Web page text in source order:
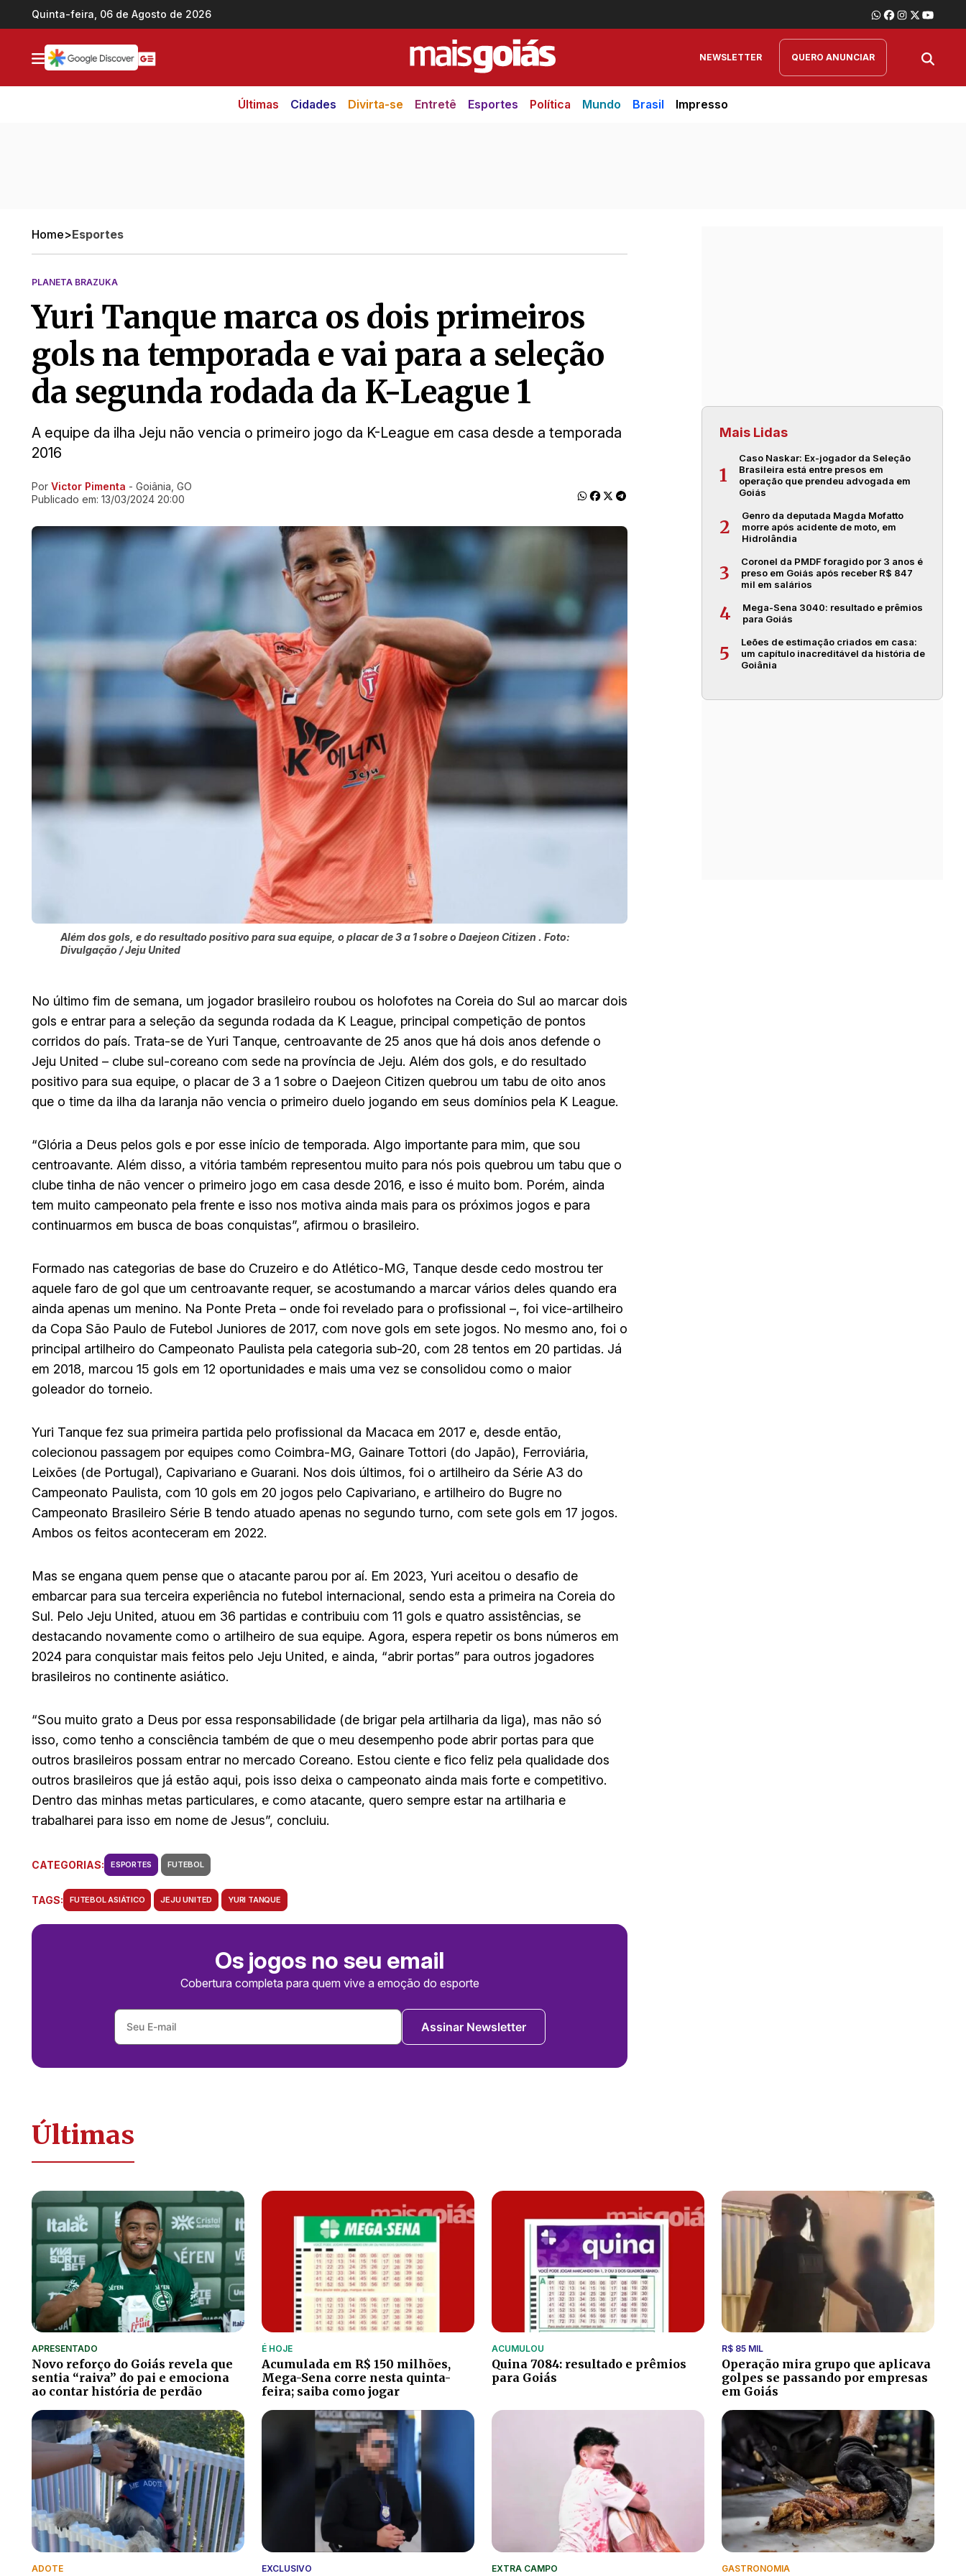
Ir direto pro conteúdo
Quinta-feira, 06 de Agosto de 2026
NEWSLETTER QUERO ANUNCIAR
Últimas Cidades Divirta-se Entretê Esportes Política Mundo Brasil Impresso
Home>Esportes
PLANETA BRAZUKA
Yuri Tanque marca os dois primeiros
gols na temporada e vai para a seleção
da segunda rodada da K-League 1
A equipe da ilha Jeju não vencia o primeiro jogo da K-League em casa desde a temporada
2016
Ir direto pra matéria
Por Victor Pimenta - Goiânia, GO
Publicado em: 13/03/2024 20:00
Além dos gols, e do resultado positivo para sua equipe, o placar de 3 a 1 sobre o Daejeon Citizen . Foto:
Divulgação / Jeju United
No último fim de semana, um jogador brasileiro roubou os holofotes na Coreia do Sul ao marcar dois
gols e entrar para a seleção da segunda rodada da K League, principal competição de pontos
corridos do país. Trata-se de Yuri Tanque, centroavante de 25 anos que há dois anos defende o
Jeju United – clube sul-coreano com sede na província de Jeju. Além dos gols, e do resultado
positivo para sua equipe, o placar de 3 a 1 sobre o Daejeon Citizen quebrou um tabu de oito anos
que o time da ilha da laranja não vencia o primeiro duelo jogando em seus domínios pela K League.
“Glória a Deus pelos gols e por esse início de temporada. Algo importante para mim, que sou
centroavante. Além disso, a vitória também representou muito para nós pois quebrou um tabu que o
clube tinha de não vencer o primeiro jogo em casa desde 2016, e isso é muito bom. Porém, ainda
tem muito campeonato pela frente e isso nos motiva ainda mais para os próximos jogos e para
continuarmos em busca de boas conquistas”, afirmou o brasileiro.
Formado nas categorias de base do Cruzeiro e do Atlético-MG, Tanque desde cedo mostrou ter
aquele faro de gol que um centroavante requer, se acostumando a marcar vários deles quando era
ainda apenas um menino. Na Ponte Preta – onde foi revelado para o profissional –, foi vice-artilheiro
da Copa São Paulo de Futebol Juniores de 2017, com nove gols em sete jogos. No mesmo ano, foi o
principal artilheiro do Campeonato Paulista pela categoria sub-20, com 28 tentos em 20 partidas. Já
em 2018, marcou 15 gols em 12 oportunidades e mais uma vez se consolidou como o maior
goleador do torneio.
Yuri Tanque fez sua primeira partida pelo profissional da Macaca em 2017 e, desde então,
colecionou passagem por equipes como Coimbra-MG, Gainare Tottori (do Japão), Ferroviária,
Leixões (de Portugal), Capivariano e Guarani. Nos dois últimos, foi o artilheiro da Série A3 do
Campeonato Paulista, com 10 gols em 20 jogos pelo Capivariano, e artilheiro do Bugre no
Campeonato Brasileiro Série B tendo atuado apenas no segundo turno, com sete gols em 17 jogos.
Ambos os feitos aconteceram em 2022.
Mas se engana quem pense que o atacante parou por aí. Em 2023, Yuri aceitou o desafio de
embarcar para sua terceira experiência no futebol internacional, sendo esta a primeira na Coreia do
Sul. Pelo Jeju United, atuou em 36 partidas e contribuiu com 11 gols e quatro assistências, se
destacando novamente como o artilheiro de sua equipe. Agora, espera repetir os bons números em
2024 para conquistar mais feitos pelo Jeju United, e ainda, “abrir portas” para outros jogadores
brasileiros no continente asiático.
“Sou muito grato a Deus por essa responsabilidade (de brigar pela artilharia da liga), mas não só
isso, como tenho a consciência também de que o meu desempenho pode abrir portas para que
outros brasileiros possam entrar no mercado Coreano. Estou ciente e fico feliz pela qualidade dos
outros brasileiros que já estão aqui, pois isso deixa o campeonato ainda mais forte e competitivo.
Dentro das minhas metas particulares, e como atacante, quero sempre estar na artilharia e
trabalharei para isso em nome de Jesus”, concluiu.
CATEGORIAS: ESPORTES FUTEBOL
TAGS: FUTEBOL ASIÁTICO JEJU UNITED YURI TANQUE
Os jogos no seu email
Cobertura completa para quem vive a emoção do esporte
Assinar Newsletter
Mais Lidas
1
Caso Naskar: Ex-jogador da Seleção
Brasileira está entre presos em
operação que prendeu advogada em
Goiás
2
Genro da deputada Magda Mofatto
morre após acidente de moto, em
Hidrolândia
3
Coronel da PMDF foragido por 3 anos é
preso em Goiás após receber R$ 847
mil em salários
4
Mega-Sena 3040: resultado e prêmios
para Goiás
5
Leões de estimação criados em casa:
um capítulo inacreditável da história de
Goiânia
Últimas
APRESENTADO
Novo reforço do Goiás revela que
sentia “raiva” do pai e emociona
ao contar história de perdão
É HOJE
Acumulada em R$ 150 milhões,
Mega-Sena corre nesta quinta-
feira; saiba como jogar
ACUMULOU
Quina 7084: resultado e prêmios
para Goiás
R$ 85 MIL
Operação mira grupo que aplicava
golpes se passando por empresas
em Goiás
ADOTE EXCLUSIVO EXTRA CAMPO GASTRONOMIA